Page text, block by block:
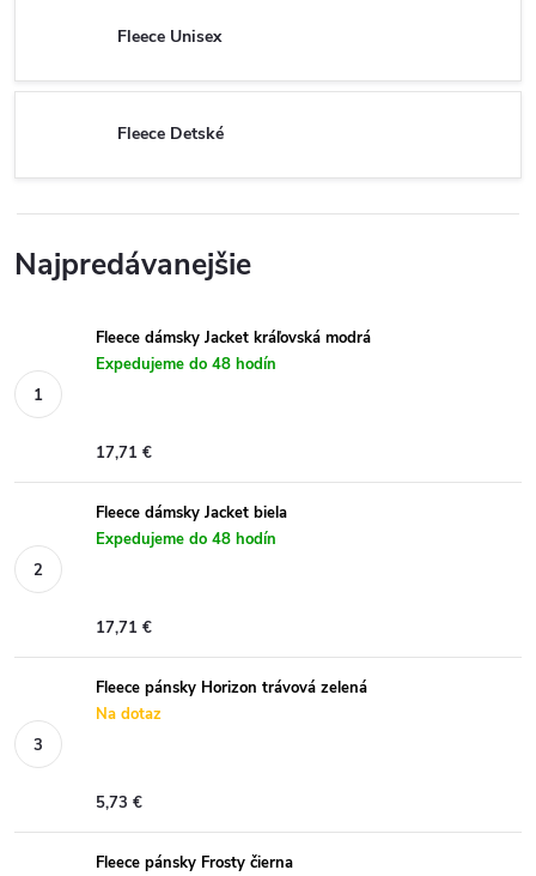
Fleece Unisex
Fleece Detské
Najpredávanejšie
Fleece dámsky Jacket kráľovská modrá
Expedujeme do 48 hodín
17,71 €
Fleece dámsky Jacket biela
Expedujeme do 48 hodín
17,71 €
Fleece pánsky Horizon trávová zelená
Na dotaz
5,73 €
Fleece pánsky Frosty čierna